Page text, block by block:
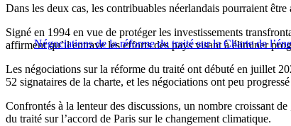
Dans les deux cas, les contribuables néerlandais pourraient
Négociations de la réforme du traité sur la Charte de
Signé en 1994 en vue de protéger les investissements
affirment qu’il entrave les efforts des pays visant à éliminer
Les négociations sur la réforme du traité ont débuté en juillet
52 signataires de la charte, et les négociations ont peu progressé
Confrontés à la lenteur des discussions, un nombre croissant
du traité sur l’accord de Paris sur le changement climatique.